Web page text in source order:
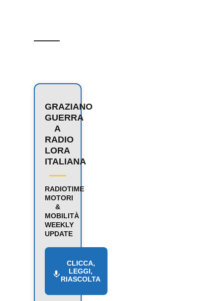
GRAZIANO
GUERRA
A
RADIO
LORA
ITALIANA
RADIOTIME
MOTORI
&
MOBILITÀ
WEEKLY
UPDATE
CLICCA,
LEGGI,
RIASCOLTA